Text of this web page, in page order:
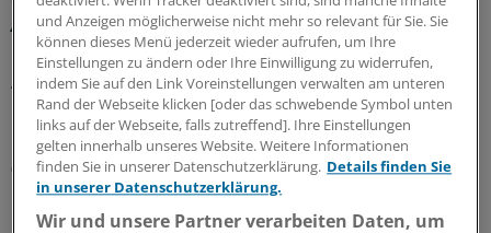
Ärztlicher Hitzehass
Es gibt viele Gründe, den Sommer toll zu finden – für
Ärzte kann die warme Jahreszeit aber anstrengend sein:
Manchmal liegt es an Patienten, manchmal an Kollegen...
Einblicke in nervige Jahresseiten.
07.08.2026
und Anzeigen möglicherweise nicht mehr so relevant für Sie. Sie
können dieses Menü jederzeit wieder aufrufen, um Ihre
Einstellungen zu ändern oder Ihre Einwilligung zu widerrufen,
indem Sie auf den Link Voreinstellungen verwalten am unteren
Rand der Webseite klicken [oder das schwebende Symbol unten
links auf der Webseite, falls zutreffend]. Ihre Einstellungen
gelten innerhalb unseres Website. Weitere Informationen
finden Sie in unserer Datenschutzerklärung. Details finden Sie
in unserer Datenschutzerklärung.
Wir und unsere Partner verarbeiten Daten, um